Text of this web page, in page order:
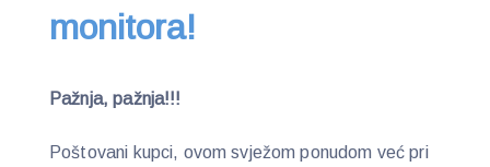
monitora!
Pažnja, pažnja!!!
Poštovani kupci, ovom svježom ponudom već pri